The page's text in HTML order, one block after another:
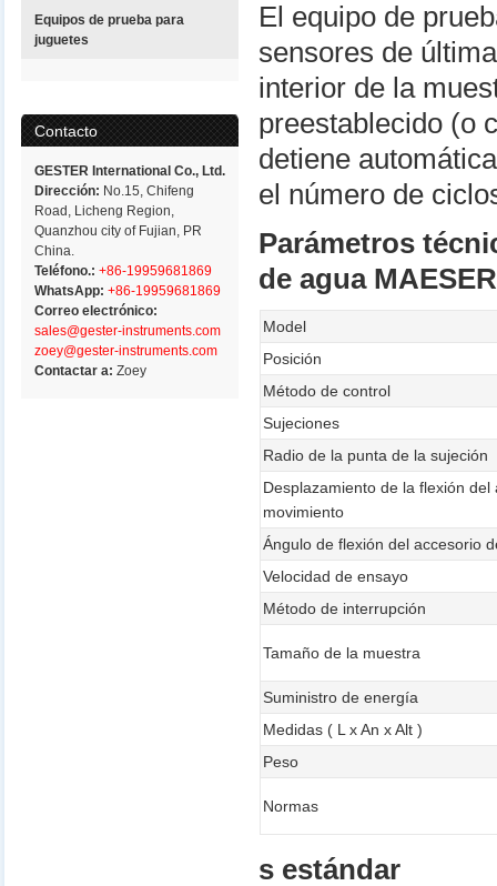
Equipos de prueba para
juguetes
Contacto
GESTER International Co., Ltd.
Dirección: No.15, Chifeng
Road, Licheng Region,
Quanzhou city of Fujian, PR
China.
Teléfono.: +86-19959681869
WhatsApp: +86-19959681869
Correo electrónico:
sales@gester-instruments.com
zoey@gester-instruments.com
Contactar a:Zoey
El equipo de
sensores de
interior de la
preestablecido (o
detiene
el número de
Parámetros
de agua MAESER
Model
Posición
Método de control
Sujeciones
Radio de la punta de la sujeción
Desplazamiento de la flexión del
movimiento
Ángulo de flexión del accesorio
Velocidad de ensayo
Método de interrupción
Tamaño de la muestra
Suministro de energía
Medidas ( L x An x Alt )
Peso
Normas
s estándar